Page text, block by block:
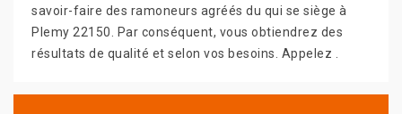
savoir-faire des ramoneurs agréés du qui se siège à
Plemy 22150. Par conséquent, vous obtiendrez des
résultats de qualité et selon vos besoins. Appelez .